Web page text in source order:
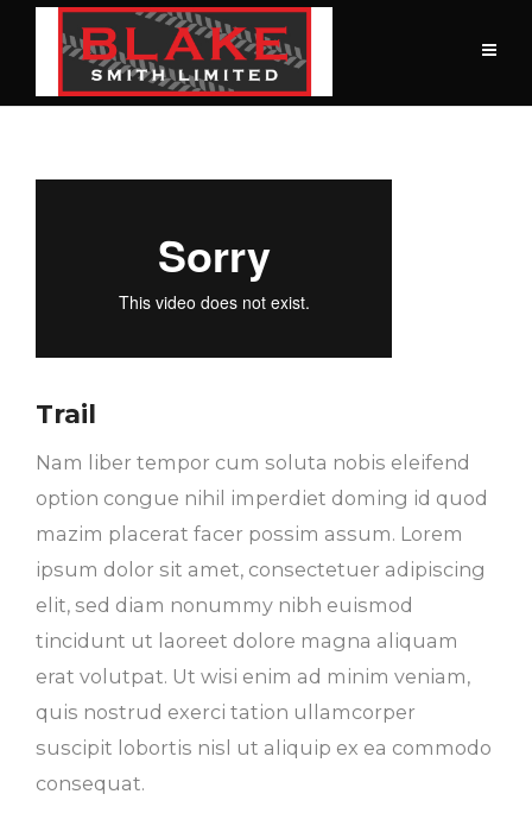
Trail
Nam liber tempor cum soluta nobis eleifend
option congue nihil imperdiet doming id quod
mazim placerat facer possim assum. Lorem
ipsum dolor sit amet, consectetuer adipiscing
elit, sed diam nonummy nibh euismod
tincidunt ut laoreet dolore magna aliquam
erat volutpat. Ut wisi enim ad minim veniam,
quis nostrud exerci tation ullamcorper
suscipit lobortis nisl ut aliquip ex ea commodo
consequat.